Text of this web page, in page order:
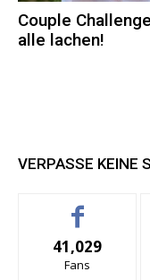
Couple
alle lachen!
VERPASSE KEINE
41,029
Fans